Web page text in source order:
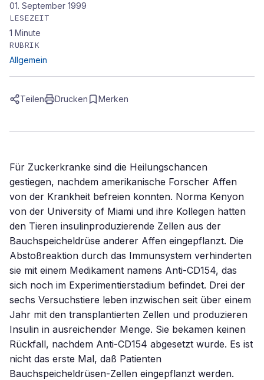
01. September 1999
LESEZEIT
1 Minute
RUBRIK
Allgemein
Teilen Drucken Merken
Für Zuckerkranke sind die Heilungschancen
gestiegen, nachdem amerikanische Forscher Affen
von der Krankheit befreien konnten. Norma Kenyon
von der University of Miami und ihre Kollegen hatten
den Tieren insulinproduzierende Zellen aus der
Bauchspeicheldrüse anderer Affen eingepflanzt. Die
Abstoßreaktion durch das Immunsystem verhinderten
sie mit einem Medikament namens Anti-CD154, das
sich noch im Experimentierstadium befindet. Drei der
sechs Versuchstiere leben inzwischen seit über einem
Jahr mit den transplantierten Zellen und produzieren
Insulin in ausreichender Menge. Sie bekamen keinen
Rückfall, nachdem Anti-CD154 abgesetzt wurde. Es ist
nicht das erste Mal, daß Patienten
Bauchspeicheldrüsen-Zellen eingepflanzt werden.